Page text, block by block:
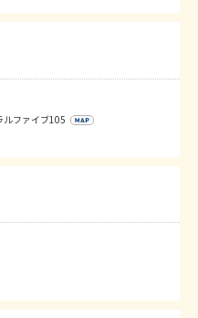
ファイブ105